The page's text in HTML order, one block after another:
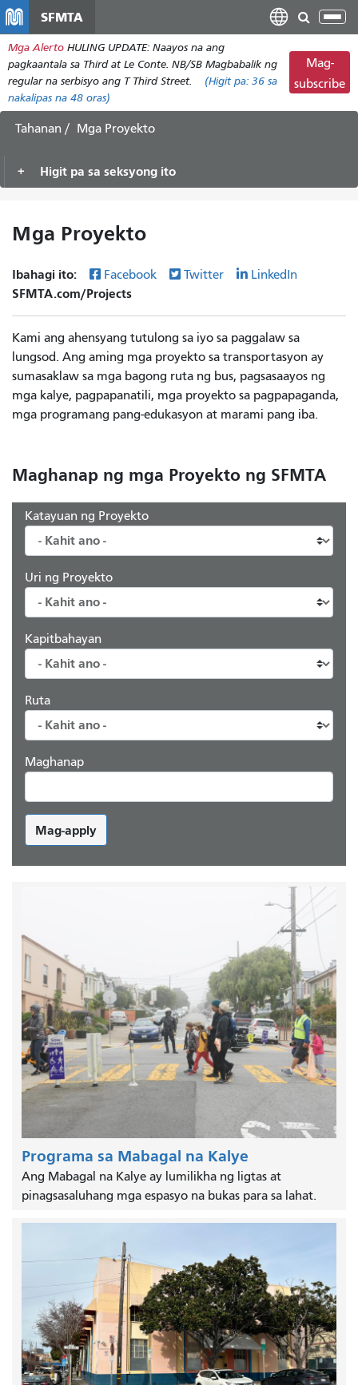
pangunahing
nilalaman
SFMTA
I-
ang
Mga Alerto HULING UPDATE: Naayos na ang
pagkaantala sa Third at Le Conte. NB/SB Magbabalik ng
regular na serbisyo ang T Third Street.
(Higit pa: 36 sa
nakalipas na 48 oras)
Mag-
subscribe
Tahanan Mga Proyekto
Higit pa sa seksyong ito
Mga Proyekto
Ibahagi ito: Facebook Twitter LinkedIn
SFMTA.com/Projects
Kami ang ahensyang tutulong sa iyo sa paggalaw sa
lungsod. Ang aming mga proyekto sa transportasyon ay
sumasaklaw sa mga bagong ruta ng bus, pagsasaayos ng
mga kalye, pagpapanatili, mga proyekto sa pagpapaganda,
mga programang pang-edukasyon at marami pang iba.
Maghanap ng mga Proyekto ng SFMTA
Katayuan ng Proyekto
Uri ng Proyekto
Kapitbahayan
Ruta
Maghanap
Mag-apply
Programa sa Mabagal na Kalye
Ang Mabagal na Kalye ay lumilikha ng ligtas at
pinagsasaluhang mga espasyo na bukas para sa lahat.